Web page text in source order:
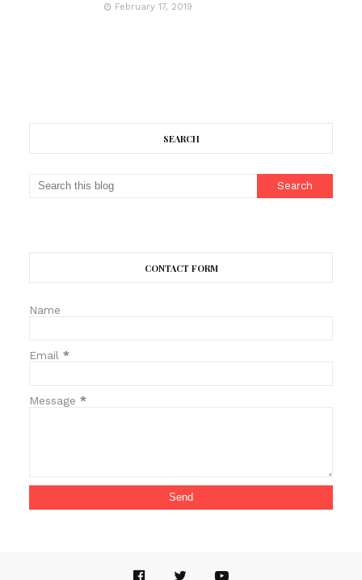
February 17, 2019
SEARCH
CONTACT FORM
Name
Email *
Message *